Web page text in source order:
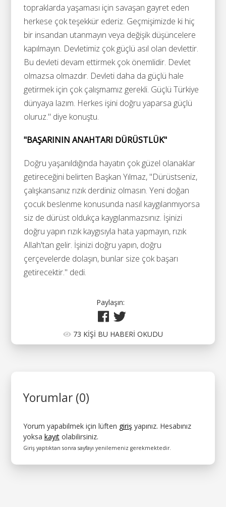
topraklarda yaşaması için savaşan gayret eden
herkese çok teşekkür ederiz. Geçmişimizde ki hiç
bir insandan utanmayın veya değişik düşüncelere
kapılmayın. Devletimiz çok güçlü asıl olan devlettir.
Bu devleti devam ettirmek çok önemlidir. Devlet
olmazsa olmazdır. Devleti daha da güçlü hale
getirmek için çok çalışmamız gerekli. Güçlü Türkiye
dünyaya lazım. Herkes işini doğru yaparsa güçlü
oluruz." diye konuştu.
"BAŞARININ ANAHTARI DÜRÜSTLÜK"
Doğru yaşanıldığında hayatın çok güzel olanaklar
getireceğini belirten Başkan Yılmaz, "Dürüstseniz,
çalışkansanız rızık derdiniz olmasın. Yeni doğan
çocuk beslenme konusunda nasıl kaygılanmıyorsa
siz de dürüst oldukça kaygılanmazsınız. İşinizi
doğru yapın rızık kaygısıyla hata yapmayın, rızık
Allah'tan gelir. İşinizi doğru yapın, doğru
çerçevelerde dolaşın, bunlar size çok başarı
getirecektir." dedi.
Paylaşın:
73 KİŞİ BU HABERİ OKUDU
Yorumlar (0)
Yorum yapabilmek için lüften giriş yapınız. Hesabınız
yoksa kayıtolabilirsiniz.
Giriş yaptıktan sonra sayfayı yenilemeniz gerekmektedir.